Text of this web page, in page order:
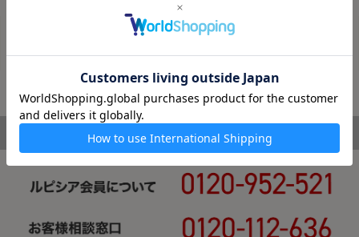
カスタマーハラスメントについて